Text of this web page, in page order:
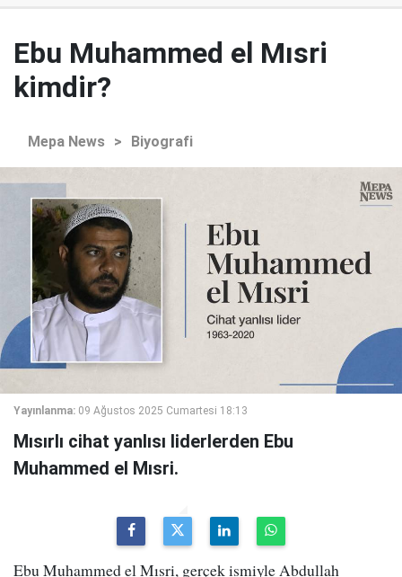
Ebu Muhammed el Mısri
kimdir?
Mepa News > Biyografi
Yayınlanma: 09 Ağustos 2025 Cumartesi 18:13
Mısırlı cihat yanlısı liderlerden Ebu
Muhammed el Mısri.
Ebu Muhammed el Mısri, gerçek ismiyle Abdullah